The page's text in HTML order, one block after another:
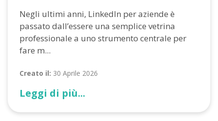
Negli ultimi anni, LinkedIn per aziende è
passato dall’essere una semplice vetrina
professionale a uno strumento centrale per
fare m...
Creato il: 30 Aprile 2026
Leggi di più...